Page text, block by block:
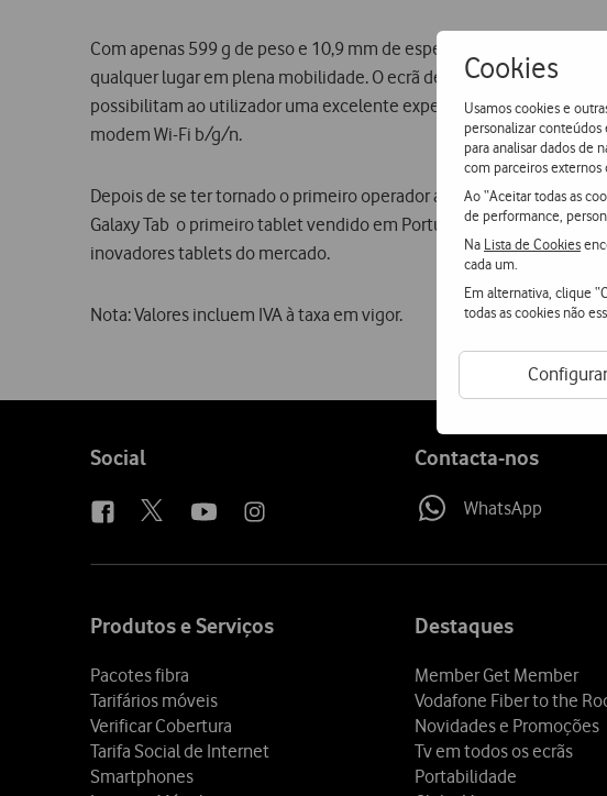
Cookies
Usamos cookies e
personalizar
para analisar dados de
com parceiros externos
Ao “Aceitar todas as
de performance,
Na Lista de Cookies
cada um.
Em alternativa, clique
todas as cookies não
Com apenas 599 g de peso e 10,9 mm de espessura, este novo
qualquer lugar em plena mobilidade. O ecrã de 10 polegadas, as
possibilitam ao utilizador uma excelente experiência multimédia. A
modem Wi-Fi b/g/n.
Depois de se ter tornado o primeiro operador a comercializar este
Galaxy Tab  o primeiro tablet vendido em Portugal  a Vodafone
inovadores tablets do mercado.
Nota: Valores incluem IVA à taxa em vigor.
Follow
Social Contacta-nos
WhatsApp
Produtos e Serviços
Pacotes fibra
Tarifários móveis
Verificar Cobertura
Tarifa Social de Internet
Smartphones
Destaques
Member Get Member
Vodafone Fiber to the
Novidades e Promoções
Tv em todos os ecrãs
Portabilidade